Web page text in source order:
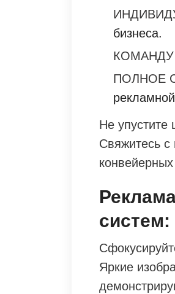
бизнеса.
ПОЛНОЕ
Не упустите
Свяжитесь с
систем:
Яркие